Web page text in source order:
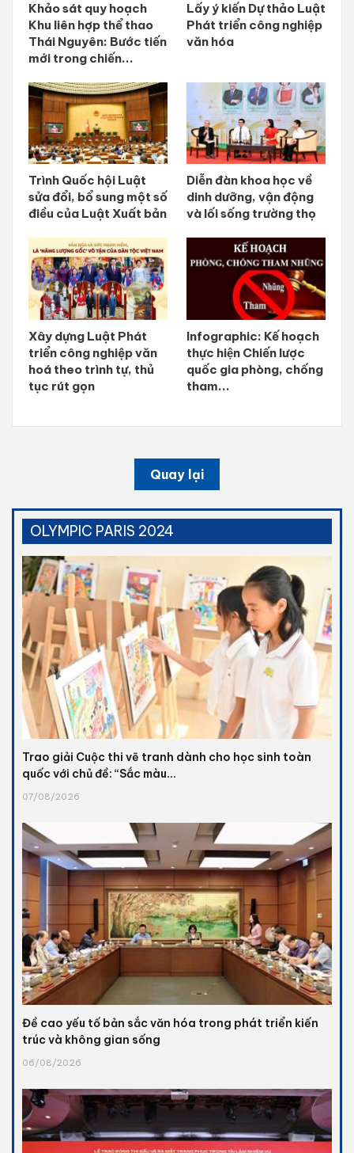
Khảo sát quy hoạch
Khu liên hợp thể thao
Thái Nguyên: Bước tiến
mới trong chiến...
Lấy ý kiến Dự thảo Luật
Phát triển công nghiệp
văn hóa
Trình Quốc hội Luật
sửa đổi, bổ sung một số
điều của Luật Xuất bản
Diễn đàn khoa học về
dinh dưỡng, vận động
và lối sống trường thọ
Xây dựng Luật Phát
triển công nghiệp văn
hoá theo trình tự, thủ
tục rút gọn
Infographic: Kế hoạch
thực hiện Chiến lược
quốc gia phòng, chống
tham...
Quay lại
OLYMPIC PARIS 2024
Trao giải Cuộc thi vẽ tranh dành cho học sinh toàn
quốc với chủ đề: “Sắc màu...
07/08/2026
Đề cao yếu tố bản sắc văn hóa trong phát triển kiến
trúc và không gian sống
06/08/2026